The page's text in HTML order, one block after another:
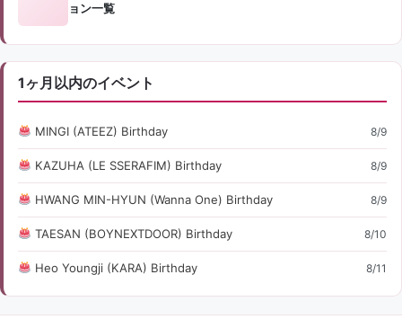
ョン一覧
1ヶ月以内のイベント
MINGI (ATEEZ) Birthday 8/9
KAZUHA (LE SSERAFIM) Birthday 8/9
HWANG MIN-HYUN (Wanna One) Birthday 8/9
TAESAN (BOYNEXTDOOR) Birthday 8/10
Heo Youngji (KARA) Birthday 8/11